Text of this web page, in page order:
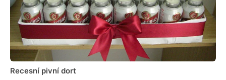
Recesní pivní dort